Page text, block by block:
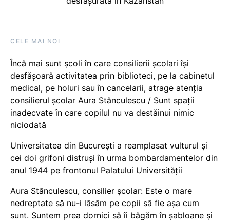
CELE MAI NOI
Încă mai sunt școli în care consilierii școlari își
desfășoară activitatea prin biblioteci, pe la cabinetul
medical, pe holuri sau în cancelarii, atrage atenția
consilierul școlar Aura Stănculescu / Sunt spații
inadecvate în care copilul nu va destăinui nimic
niciodată
Universitatea din București a reamplasat vulturul și
cei doi grifoni distruși în urma bombardamentelor din
anul 1944 pe frontonul Palatului Universității
Aura Stănculescu, consilier școlar: Este o mare
nedreptate să nu-i lăsăm pe copii să fie așa cum
sunt. Suntem prea dornici să îi băgăm în șabloane și